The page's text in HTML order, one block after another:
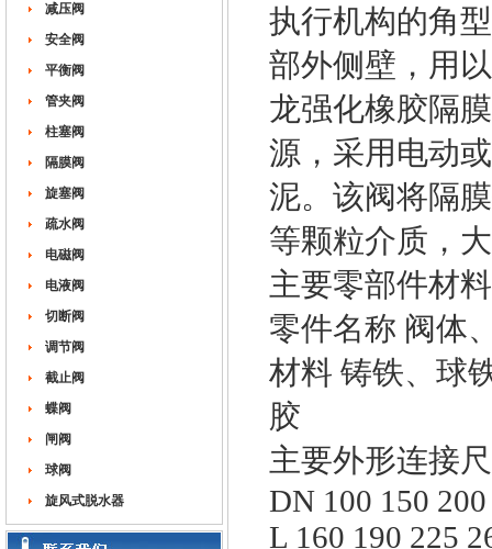
减压阀
安全阀
平衡阀
管夹阀
柱塞阀
隔膜阀
旋塞阀
疏水阀
电磁阀
电液阀
切断阀
调节阀
截止阀
蝶阀
闸阀
球阀
旋风式脱水器
执行机构的角
部外侧壁，用
龙强化橡胶隔
源，采用电动
泥。该阀将隔
等颗粒介质，
主要零部件材料
零件名称 阀体
材料 铸铁、球
胶
主要外形连接
DN 100 150
L 160 190 225